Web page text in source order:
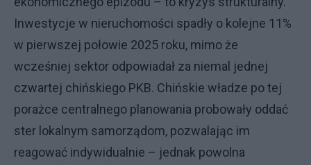
Inwestycje w nieruchomości spadły o kolejne 11%
w pierwszej połowie 2025 roku, mimo że
wcześniej sektor odpowiadał za niemal jednej
czwartej chińskiego PKB. Chińskie władze po tej
porażce centralnego planowania probowały oddać
ster lokalnym samorządom, pozwalając im
reagować indywidualnie – jednak powolna